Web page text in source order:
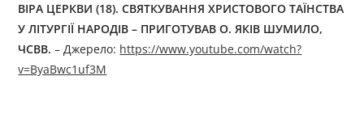
ВІРА ЦЕРКВИ (18).СВЯТКУВАННЯ ХРИСТОВОГО ТАЇНСТВА
У ЛІТУРГІЇ НАРОДІВ – ПРИГОТУВАВ О. ЯКІВ ШУМИЛО,
ЧСВВ.– Джерелo: https://www.youtube.com/watch?
v=ByaBwc1uf3M